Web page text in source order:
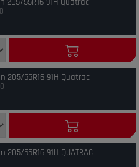
205/55R16 91H Quatrac
55R16 91H QUATRAC